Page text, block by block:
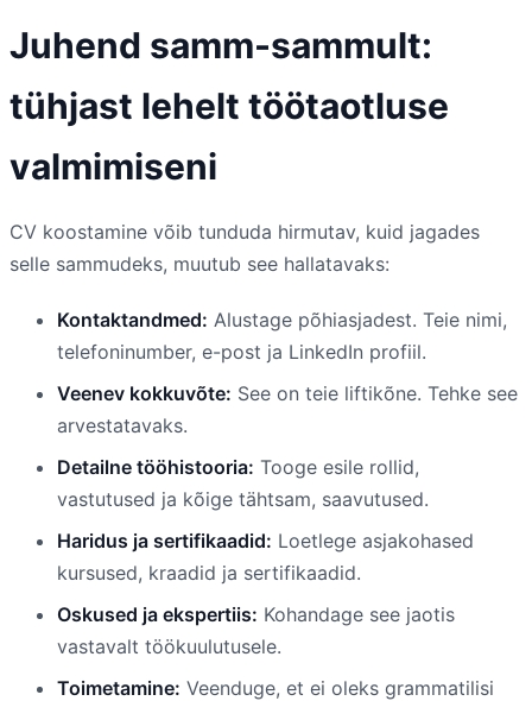
Juhend samm-sammult:
tühjast lehelt töötaotluse
valmimiseni
CV koostamine võib tunduda hirmutav, kuid jagades
selle sammudeks, muutub see hallatavaks:
Kontaktandmed: Alustage põhiasjadest. Teie nimi,
telefoninumber, e-post ja LinkedIn profiil.
Veenev kokkuvõte: See on teie liftikõne. Tehke see
arvestatavaks.
Detailne tööhistooria: Tooge esile rollid,
vastutused ja kõige tähtsam, saavutused.
Haridus ja sertifikaadid: Loetlege asjakohased
kursused, kraadid ja sertifikaadid.
Oskused ja ekspertiis: Kohandage see jaotis
vastavalt töökuulutusele.
Toimetamine: Veenduge, et ei oleks grammatilisi